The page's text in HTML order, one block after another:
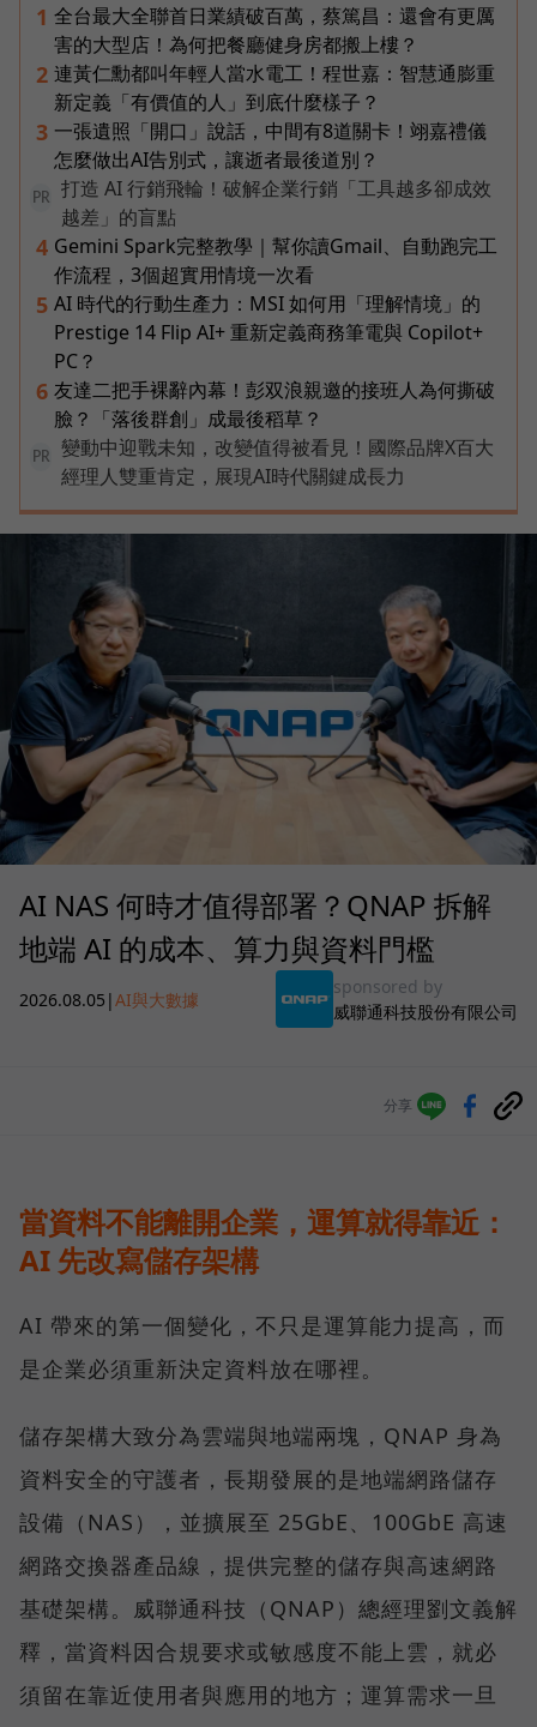
1 全台最大全聯首日業績破百萬，蔡篤昌：還會有更厲
害的大型店！為何把餐廳健身房都搬上樓？
2 連黃仁勳都叫年輕人當水電工！程世嘉：智慧通膨重
新定義「有價值的人」到底什麼樣子？
3 一張遺照「開口」說話，中間有8道關卡！翊嘉禮儀
怎麼做出AI告別式，讓逝者最後道別？
PR
打造 AI 行銷飛輪！破解企業行銷「工具越多卻成效
越差」的盲點
4 Gemini Spark完整教學｜幫你讀Gmail、自動跑完工
作流程，3個超實用情境一次看
5 AI 時代的行動生產力：MSI 如何用「理解情境」的
Prestige 14 Flip AI+ 重新定義商務筆電與 Copilot+
PC？
6 友達二把手裸辭內幕！彭双浪親邀的接班人為何撕破
臉？「落後群創」成最後稻草？
PR
變動中迎戰未知，改變值得被看見！國際品牌X百大
經理人雙重肯定，展現AI時代關鍵成長力
AI NAS 何時才值得部署？QNAP 拆解
地端 AI 的成本、算力與資料門檻
2026.08.05 |AI與大數據
sponsored by
威聯通科技股份有限公司
分享
當資料不能離開企業，運算就得靠近：
AI 先改寫儲存架構
AI 帶來的第一個變化，不只是運算能力提高，而
是企業必須重新決定資料放在哪裡。
儲存架構大致分為雲端與地端兩塊，QNAP 身為
資料安全的守護者，長期發展的是地端網路儲存
設備（NAS），並擴展至 25GbE、100GbE 高速
網路交換器產品線，提供完整的儲存與高速網路
基礎架構。威聯通科技（QNAP）總經理劉文義解
釋，當資料因合規要求或敏感度不能上雲，就必
須留在靠近使用者與應用的地方；運算需求一旦